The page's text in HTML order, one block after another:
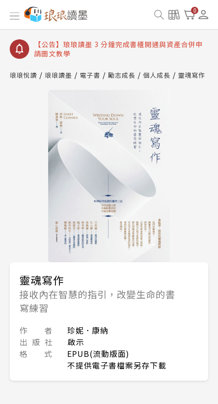
0
【公告】琅琅讀墨數位閱讀資產合併與書櫃開通申請
【公告】琅琅讀墨書櫃開通常見問題
【公告】琅琅讀墨 3 分鐘完成書櫃開通與資產合併申
請圖文教學
查詢
琅琅悅讀 琅琅讀墨 電子書 勵志成長 個人成長 靈魂寫作
靈魂寫作
接收內在智慧的指引，改變生命的書
寫練習
作 者
珍妮．康納
出 版 社
啟示
格 式
EPUB(流動版面)
不提供電子書檔案另存下載